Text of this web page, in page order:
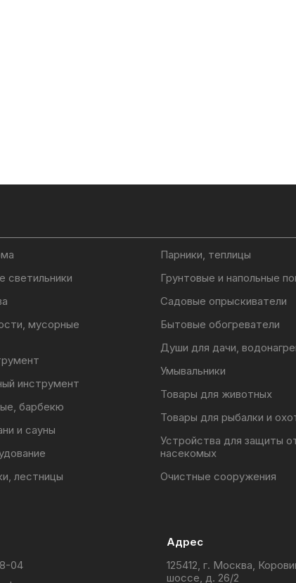
торф, но более эффективно
входит:
светильники
мусорные
инструмент
барбекю
и сауны
лестницы
Парники, теплицы
Грунтовые и напольные
Садовые опрыскиватели
Бытовые обогреватели
Души для дачи,
Умывальники
Товары для животных
Товары для рыбалки и
Устройства для защиты
насекомых
Очистные сооружения
04
Адрес
125412, г. Москва,
шоссе, д. 26/2